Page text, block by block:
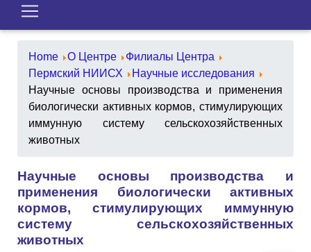
Home О Центре
Филиалы Центра
Пермский НИИСХ
Научные исследования
Научные основы производства и применения
биологически активных кормов, стимулирующих
иммунную систему сельскохозяйственных
животных
Научные основы производства и
применения биологически активных
кормов, стимулирующих иммунную
систему сельскохозяйственных
животных